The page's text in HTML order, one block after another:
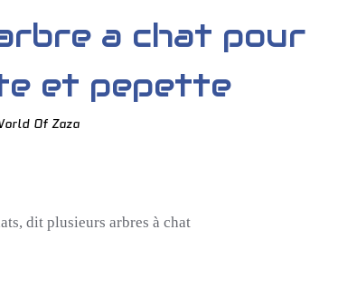
a chat pour
et pepette
Of Zaza
dit plusieurs arbres à chat